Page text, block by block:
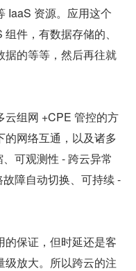
IaaS 资源。应用这个
件，有数据存储的、
据的等等，然后再往就
云组网 +CPE 管控的方
网络互通，以及诸多
可观测性 - 跨云异常
障自动切换、可持续 -
保证，但时延还是客
放大。所以跨云的注